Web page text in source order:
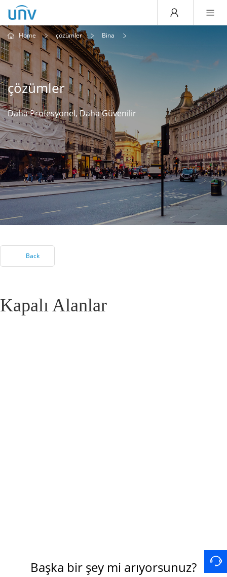
Home çözümler Bina
çözümler
Daha Profesyonel, Daha Güvenilir
Back
Kapalı Alanlar
Başka bir şey mi arıyorsunuz?